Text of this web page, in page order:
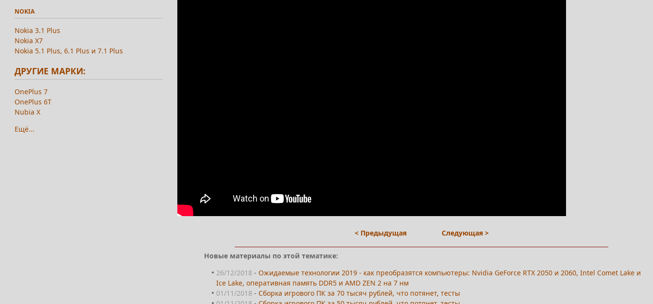
< Предыдущая Следующая >
Новые материалы по этой тематике:
26/12/2018 - Ожидаемые технологии 2019 - как преобразятся компьютеры: Nvidia GeForce RTX 2050 и 2060, Intel Comet Lake и
Ice Lake, оперативная память DDR5 и AMD ZEN 2 на 7 нм
01/11/2018 - Сборка игрового ПК за 70 тысяч рублей, что потянет, тесты
NOKIA
Nokia 3.1 Plus
Nokia X7
Nokia 5.1 Plus, 6.1 Plus и 7.1 Plus
ДРУГИЕ МАРКИ:
OnePlus 7
OnePlus 6T
Nubia X
Ещё...